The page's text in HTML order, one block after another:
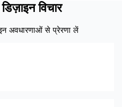
विचार
अवधारणाओं से प्रेरणा लें